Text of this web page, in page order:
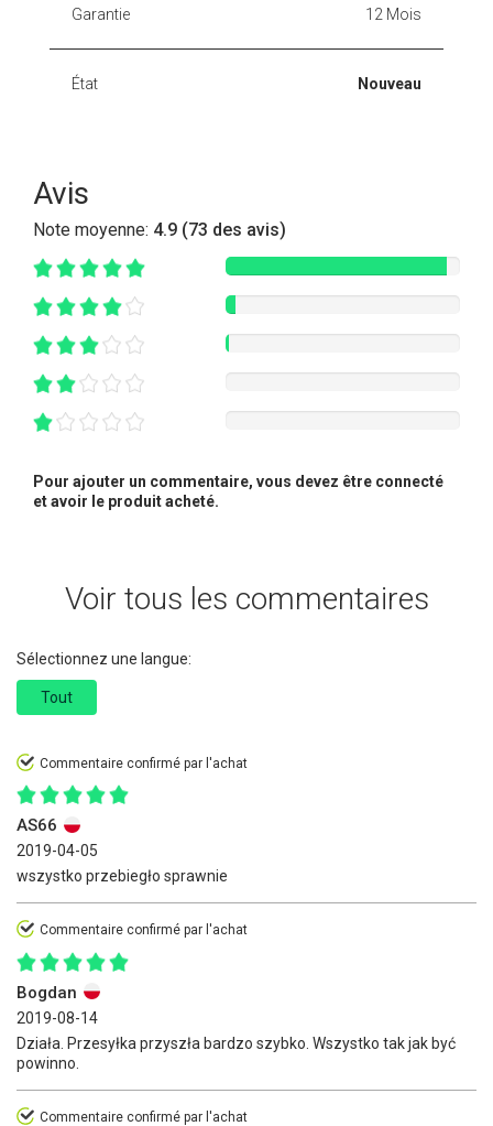
Garantie 12 Mois
État Nouveau
Avis
Note moyenne: 4.9 (73 des avis)
Pour ajouter un commentaire, vous devez être connecté
et avoir le produit acheté.
Voir tous les commentaires
Sélectionnez une langue:
Tout
Commentaire confirmé par l'achat
AS66
2019-04-05
wszystko przebiegło sprawnie
Commentaire confirmé par l'achat
Bogdan
2019-08-14
Działa. Przesyłka przyszła bardzo szybko. Wszystko tak jak być
powinno.
Commentaire confirmé par l'achat